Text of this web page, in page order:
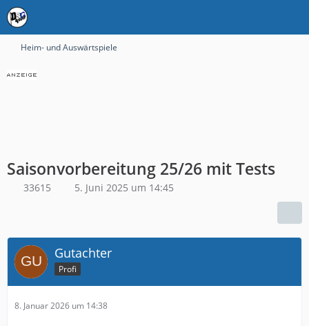
Heim- und Auswärtspiele
Saisonvorbereitung 25/26 mit Tests
33615 5. Juni 2025 um 14:45
Gutachter
Profi
8. Januar 2026 um 14:38